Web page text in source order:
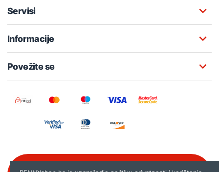
Servisi
Informacije
Povežite se